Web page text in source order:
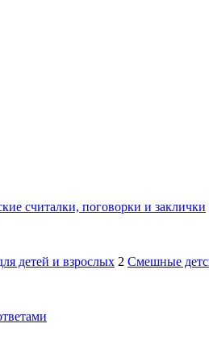
считалки, поговорки и заклички
детей и взрослых 2 Смешные